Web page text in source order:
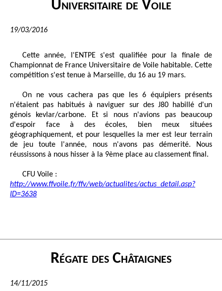
Universitaire de Voile
19/03/2016
Cette année, l'ENTPE s'est qualifiée pour la finale de
Championnat de France Universitaire de Voile habitable. Cette
compétition s'est tenue à Marseille, du 16 au 19 mars.
On ne vous cachera pas que les 6 équipiers présents
n'étaient pas habitués à naviguer sur des J80 habillé d'un
génois kevlar/carbone. Et si nous n'avions pas beaucoup
d'espoir face à des écoles, bien meux situées
géographiquement, et pour lesquelles la mer est leur terrain
de jeu toute l'année, nous n'avons pas démerité. Nous
réussissons à nous hisser à la 9ème place au classement final.
CFU Voile :
http://www.ffvoile.fr/ffv/web/actualites/actus_detail.asp?
ID=3638
Régate des Châtaignes
14/11/2015